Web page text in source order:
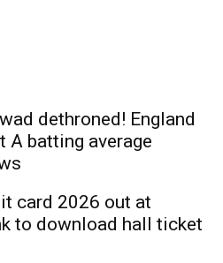
dethroned! England
A batting average
card 2026 out at
to download hall ticket